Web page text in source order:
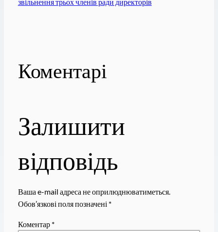
Коментарі
Залишити
відповідь
Ваша e-mail адреса не оприлюднюватиметься.
Обов’язкові поля позначені *
Коментар *